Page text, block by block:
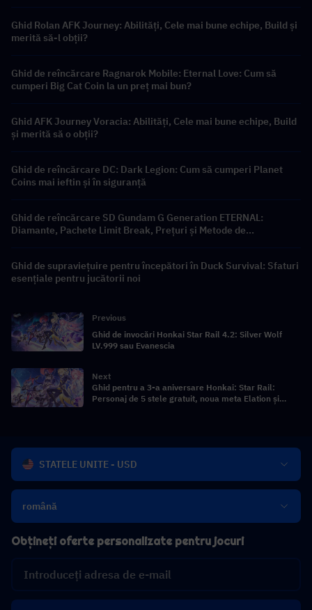
Ghid Rolan AFK Journey: Abilități, Cele mai bune echipe, Build și
merită să-l obții?
Ghid de reîncărcare Ragnarok Mobile: Eternal Love: Cum să
cumperi Big Cat Coin la un preț mai bun?
Ghid AFK Journey Voracia: Abilități, Cele mai bune echipe, Build
și merită să o obții?
Ghid de reîncărcare DC: Dark Legion: Cum să cumperi Planet
Coins mai ieftin și în siguranță
Ghid de reîncărcare SD Gundam G Generation ETERNAL:
Diamante, Pachete Limit Break, Prețuri și Metode de
Ghid de supraviețuire pentru începători în Duck Survival: Sfaturi
esențiale pentru jucătorii noi
Previous
Ghid de invocări Honkai Star Rail 4.2: Silver Wolf
LV.999 sau Evanescia
Next
Ghid pentru a 3-a aniversare Honkai: Star Rail:
Personaj de 5 stele gratuit, noua meta Elation și
STATELE UNITE - USD
română
Obțineți oferte personalizate pentru jocuri